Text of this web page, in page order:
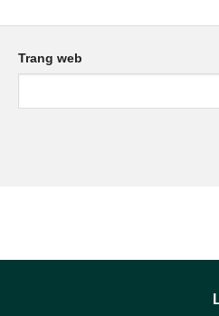
Trang web